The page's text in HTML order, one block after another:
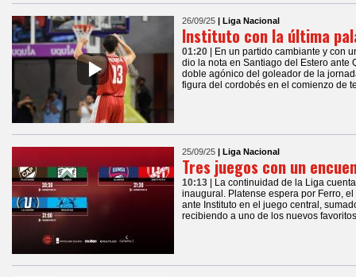
26/09/25 | Liga Nacional
Instituto con la última
01:20
| En un partido cambiante y con
dio la nota en Santiago del Estero ante
doble agónico del goleador de la
figura del cordobés en el comienzo de
25/09/25 | Liga Nacional
Tres juegos con un
10:13
| La continuidad de la Liga
inaugural. Platense espera por Ferro,
ante Instituto en el juego central,
recibiendo a uno de los nuevos